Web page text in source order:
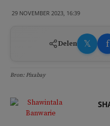
29 NOVEMBER 2023, 16:39
Delen 𝕏 f
Bron: Pixabay